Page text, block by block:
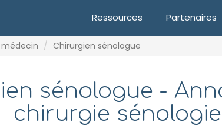
Ressources Partenaires
médecin Chirurgien sénologue
sénologue -
chirurgie sénologie